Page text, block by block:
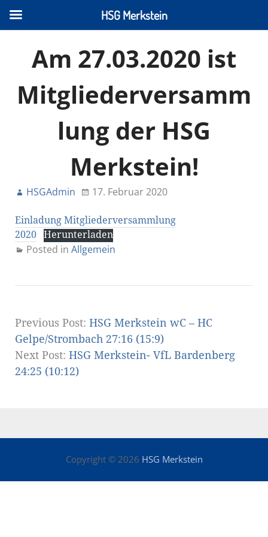
Am 27.03.2020 ist
Mitgliederversamm
lung der HSG
Merkstein!
HSGAdmin 17. Februar 2020
Einladung Mitgliederversammlung
2020
Herunterladen
Posted in Allgemein
Previous Post: HSG Merkstein wC – HC
Gelpe/Strombach 27:16 (15:9)
Next Post: HSG Merkstein- VfL Bardenberg
24:25 (10:12)
Copyright © 2026 HSG Merkstein
HSG Merkstein